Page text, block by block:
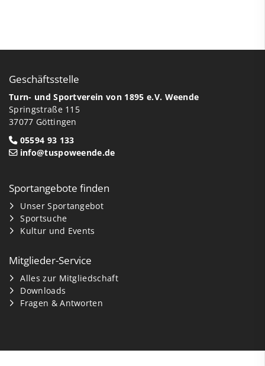
Geschäftsstelle
Turn- und Sportverein von 1895 e.V. Weende
Springstraße 115
37077 Göttingen
05594 93 133
info@tuspoweende.de
Sportangebote finden
Unser Sportangebot
Sportsuche
Kultur und Events
Mitglieder-Service
Alles zur Mitgliedschaft
Downloads
Fragen & Antworten